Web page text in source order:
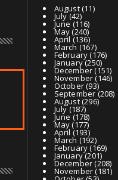
August(11)
July(42)
June(116)
May(240)
April (136)
March (167)
February(176)
January(250)
December(151)
November(146)
October(93)
September(208)
August(296)
July(187)
June(178)
May(177)
April (193)
March (192)
February(169)
January(201)
December(208)
November(181)